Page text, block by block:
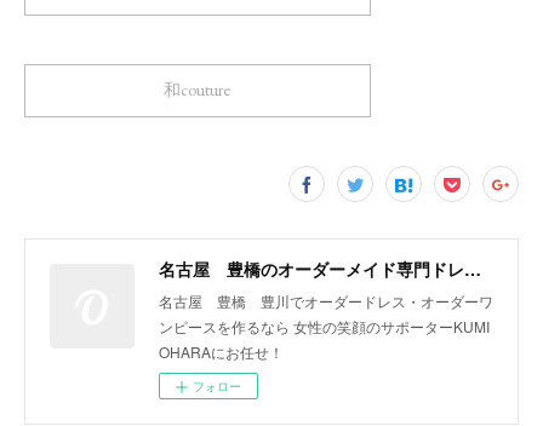
和couture
名古屋 豊橋のオーダーメイド専門ドレスデザイナー KUMI OHARA
名古屋 豊橋 豊川でオーダードレス・オーダーワ
ンピースを作るなら 女性の笑顔のサポーターKUMI
OHARAにお任せ！
フォロー